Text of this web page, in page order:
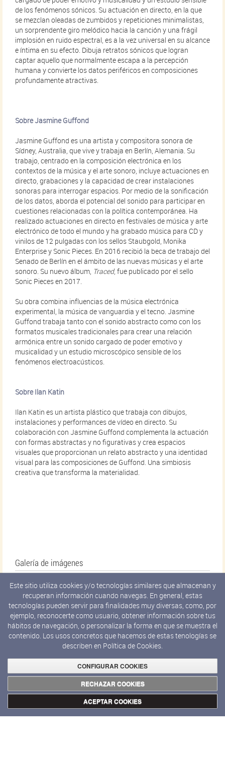
de los fenómenos sónicos. Su actuación en directo, en la que
se mezclan oleadas de zumbidos y repeticiones minimalistas,
un sorprendente giro melódico hacia la canción y una frágil
implosión en ruido espectral, es a la vez universal en su alcance
e íntima en su efecto. Dibuja retratos sónicos que logran
captar aquello que normalmente escapa a la percepción
humana y convierte los datos periféricos en composiciones
profundamente atractivas.
Sobre Jasmine Guffond
Jasmine Guffond es una artista y compositora sonora de
Sídney, Australia, que vive y trabaja en Berlín, Alemania. Su
trabajo, centrado en la composición electrónica en los
contextos de la música y el arte sonoro, incluye actuaciones en
directo, grabaciones y la capacidad de crear instalaciones
sonoras para interrogar espacios. Por medio de la sonificación
de los datos, aborda el potencial del sonido para participar en
cuestiones relacionadas con la política contemporánea. Ha
realizado actuaciones en directo en festivales de música y arte
electrónico de todo el mundo y ha grabado música para CD y
vinilos de 12 pulgadas con los sellos Staubgold, Monika
Enterprise y Sonic Pieces. En 2016 recibió la beca de trabajo del
Senado de Berlín en el ámbito de las nuevas músicas y el arte
sonoro. Su nuevo álbum, Traced, fue publicado por el sello
Sonic Pieces en 2017.
Su obra combina influencias de la música electrónica
experimental, la música de vanguardia y el tecno. Jasmine
Guffond trabaja tanto con el sonido abstracto como con los
formatos musicales tradicionales para crear una relación
armónica entre un sonido cargado de poder emotivo y
musicalidad y un estudio microscópico sensible de los
fenómenos electroacústicos.
Sobre Ilan Katin
Ilan Katin es un artista plástico que trabaja con dibujos,
instalaciones y performances de vídeo en directo. Su
colaboración con Jasmine Guffond complementa la actuación
con formas abstractas y no figurativas y crea espacios
visuales que proporcionan un relato abstracto y una identidad
visual para las composiciones de Guffond. Una simbiosis
creativa que transforma la materialidad.
Galería de imágenes
Este sitio utiliza cookies y/o tecnologías similares que almacenan y
recuperan información cuando navegas. En general, estas
tecnologías pueden servir para finalidades muy diversas, como, por
ejemplo, reconocerte como usuario, obtener información sobre tus
hábitos de navegación, o personalizar la forma en que se muestra el
contenido. Los usos concretos que hacemos de estas tenologías se
describen en Política de Cookies.
CONFIGURAR COOKIES
RECHAZAR COOKIES
ACEPTAR COOKIES